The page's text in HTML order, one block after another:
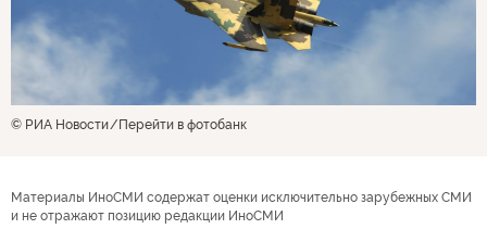
© РИА Новости Перейти в фотобанк
Материалы ИноСМИ содержат оценки исключительно зарубежных СМИ
и не отражают позицию редакции ИноСМИ